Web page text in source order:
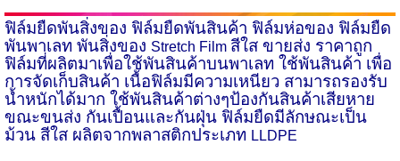
ฟิล์มยืดพันสิ่งของ ฟิล์มยืดพันสินค้า ฟิล์มห่อของ ฟิล์มยืด
พันพาเลท พันสิ่งของ Stretch Film สีใส ขายส่ง ราคาถูก
ฟิล์มที่ผลิตมาเพื่อใช้พันสินค้าบนพาเลท ใช้พันสินค้า เพื่อ
การจัดเก็บสินค้า เนื้อฟิล์มมีความเหนียว สามารถรองรับ
น้ำหนักได้มาก ใช้พันสินค้าต่างๆป้องกันสินค้าเสียหาย
ขณะขนส่ง กันเปื้อนและกันฝุ่น ฟิล์มยืดมีลักษณะเป็น
ม้วน สีใส ผลิตจากพลาสติกประเภท LLDPE